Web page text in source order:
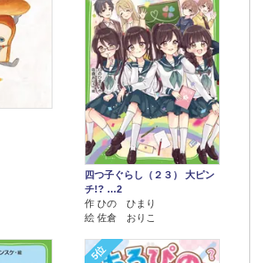
四つ子ぐらし（２３） 大ピン
チ!? …2
作 ひの ひまり
絵 佐倉 おりこ
5位